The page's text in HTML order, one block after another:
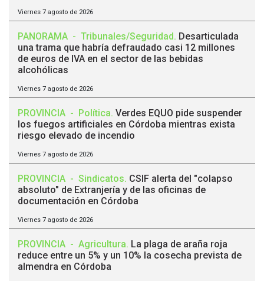
Viernes 7 agosto de 2026
PANORAMA - Tribunales/Seguridad. Desarticulada
una trama que habría defraudado casi 12 millones
de euros de IVA en el sector de las bebidas
alcohólicas
Viernes 7 agosto de 2026
PROVINCIA - Política. Verdes EQUO pide suspender
los fuegos artificiales en Córdoba mientras exista
riesgo elevado de incendio
Viernes 7 agosto de 2026
PROVINCIA - Sindicatos. CSIF alerta del "colapso
absoluto" de Extranjería y de las oficinas de
documentación en Córdoba
Viernes 7 agosto de 2026
PROVINCIA - Agricultura. La plaga de araña roja
reduce entre un 5% y un 10% la cosecha prevista de
almendra en Córdoba